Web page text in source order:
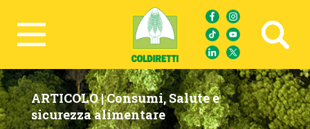
Ricerca avanzata
ARTICOLO |Consumi,Salute e
sicurezza alimentare